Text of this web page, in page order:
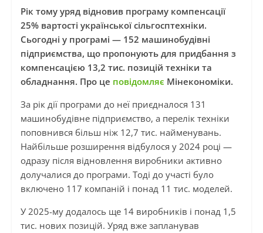
Рік тому уряд відновив програму компенсації
25% вартості української сільгосптехніки.
Сьогодні у програмі — 152 машинобудівні
підприємства, що пропонують для придбання з
компенсацією 13,2 тис. позицій техніки та
обладнання. Про це повідомляє Мінекономіки.
За рік дії програми до неї приєдналося 131
машинобудівне підприємство, а перелік техніки
поповнився більш ніж 12,7 тис. найменувань.
Найбільше розширення відбулося у 2024 році —
одразу після відновлення виробники активно
долучалися до програми. Тоді до участі було
включено 117 компаній і понад 11 тис. моделей.
У 2025-му додалось ще 14 виробників і понад 1,5
тис. нових позицій. Уряд вже запланував